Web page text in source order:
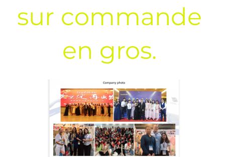
sur commande
en gros.